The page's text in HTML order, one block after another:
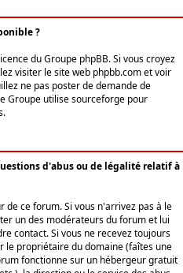
?
du Groupe phpBB. Si vous croyez
visiter le site web phpbb.com et voir
ne pas poster de demande de
Groupe utilise sourceforge pour
d'abus ou de légalité relatif à
ce forum. Si vous n'arrivez pas à le
un des modérateurs du forum et lui
contact. Si vous ne recevez toujours
le propriétaire du domaine (faîtes une
fonctionne sur un hébergeur gratuit